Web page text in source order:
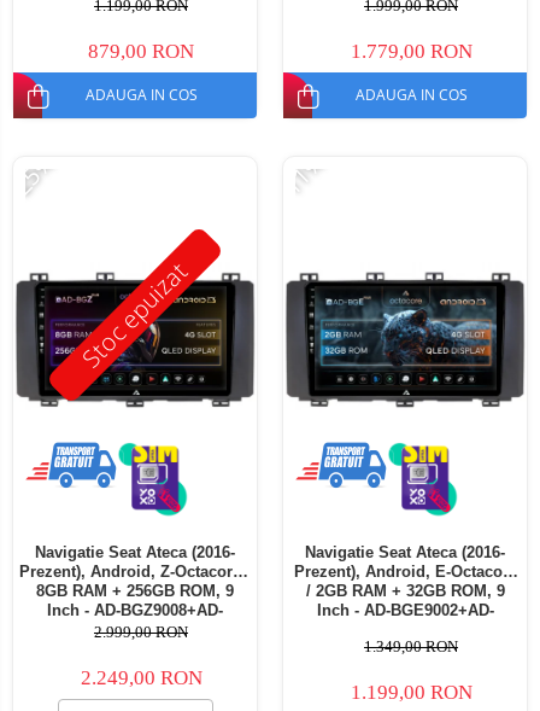
1.199,00 RON
879,00 RON
ADAUGA IN COS
1.999,00 RON
1.779,00 RON
ADAUGA IN COS
Stoc epuizat
-25%
Navigatie Seat Ateca (2016-
Prezent), Android, Z-Octacore /
8GB RAM + 256GB ROM, 9
Inch - AD-BGZ9008+AD-
BGRKIT001
2.999,00 RON
2.249,00 RON
-11%
Navigatie Seat Ateca (2016-
Prezent), Android, E-Octacore
/ 2GB RAM + 32GB ROM, 9
Inch - AD-BGE9002+AD-
1.349,00 RON
1.199,00 RON